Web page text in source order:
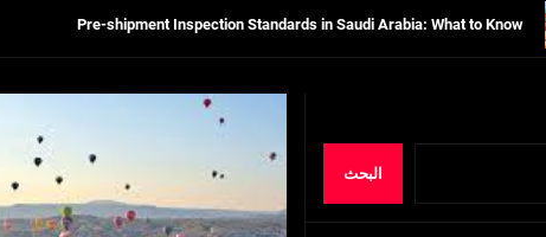
Get Reliable Calibration Services in Port Said for Your Needs
فتح اقفال الزهراء: تحقيق الأمان والحماية للسكان
Pre-shipment Inspection Standards in Saudi Arabia: What to Know
البحث